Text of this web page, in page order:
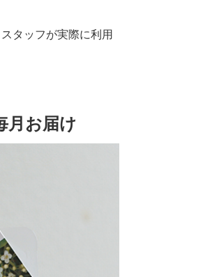
タッフが実際に利用
月お届け